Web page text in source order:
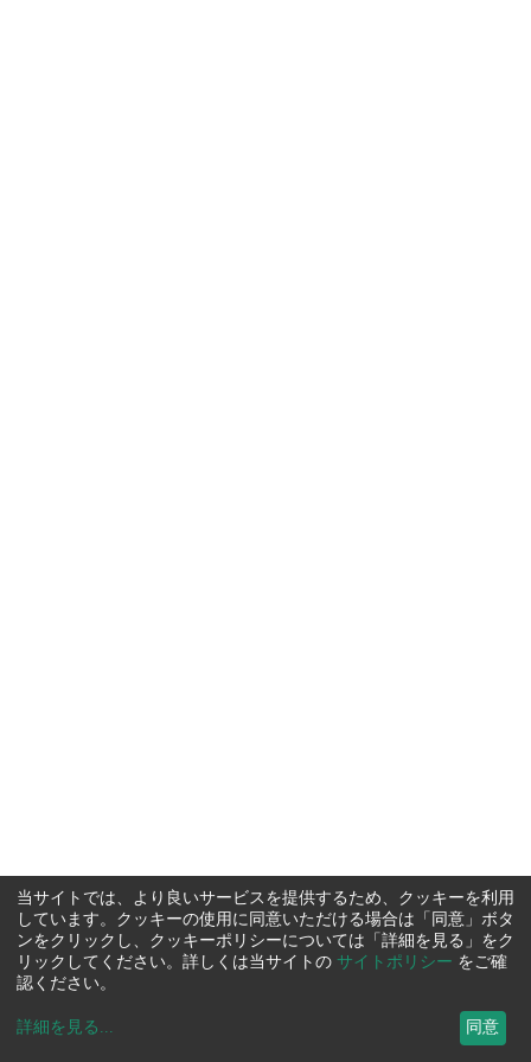
当サイトでは、より良いサービスを提供するため、クッキーを利用
しています。クッキーの使用に同意いただける場合は「同意」ボタ
ンをクリックし、クッキーポリシーについては「詳細を見る」をク
リックしてください。詳しくは当サイトの サイトポリシー をご確
認ください。
詳細を見る ... 同意